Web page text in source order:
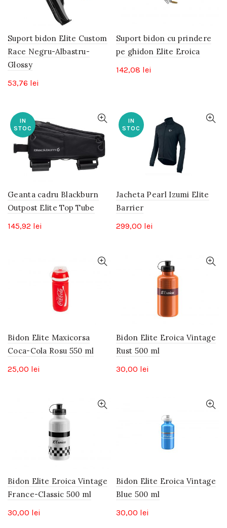
Suport bidon Elite Custom
Race Negru-Albastru-
Glossy
53,76 lei
Suport bidon cu prindere
pe ghidon Elite Eroica
142,08 lei
IN
STOC
Geanta cadru Blackburn
Outpost Elite Top Tube
145,92 lei
IN
STOC
Jacheta Pearl Izumi Elite
Barrier
299,00 lei
Bidon Elite Maxicorsa
Coca-Cola Rosu 550 ml
25,00 lei
Bidon Elite Eroica Vintage
Rust 500 ml
30,00 lei
Bidon Elite Eroica Vintage
France-Classic 500 ml
30,00 lei
Bidon Elite Eroica Vintage
Blue 500 ml
30,00 lei